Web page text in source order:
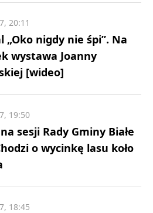
„Oko nigdy nie śpi”. Na
wystawa Joanny
[wideo]
20:11
sesji Rady Gminy Białe
o wycinkę lasu koło
19:50
18:45